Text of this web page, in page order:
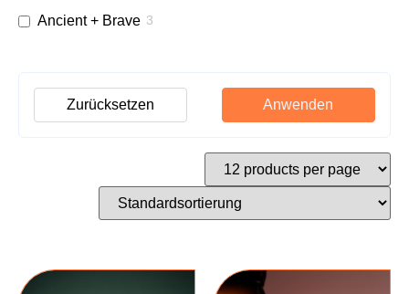
Ancient + Brave 3
Anwenden
Zurücksetzen